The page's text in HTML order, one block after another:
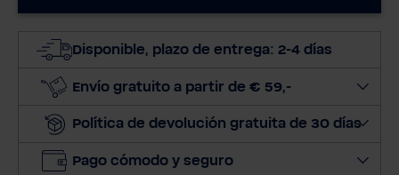
c
o
a
c
Disponible, plazo de entrega: 2-4 días
Envío gratuito a partir de € 59,-
Política de devolución gratuita de 30 días
Pago cómodo y seguro